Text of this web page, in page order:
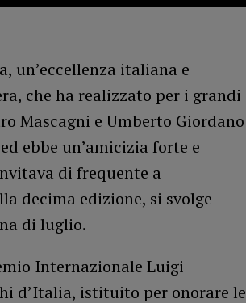
un’eccellenza italiana e
che ha realizzato per i grandi
Mascagni e Umberto Giordano
ebbe un’amicizia forte e
di frequente a
decima edizione, si svolge
di luglio.
Internazionale Luigi
d’Italia, istituito per onorare le